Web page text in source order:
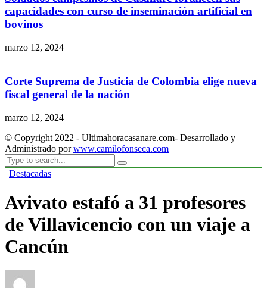
capacidades con curso de inseminación artificial en
bovinos
marzo 12, 2024
Corte Suprema de Justicia de Colombia elige nueva
fiscal general de la nación
marzo 12, 2024
© Copyright 2022 - Ultimahoracasanare.com- Desarrollado y
Administrado porwww.camilofonseca.com
Destacadas
Avivato estafó a 31 profesores
de Villavicencio con un viaje a
Cancún